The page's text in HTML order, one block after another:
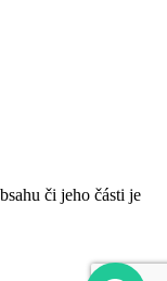
či jeho části je